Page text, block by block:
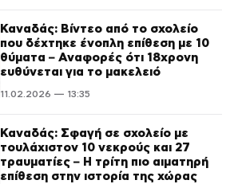
Καναδάς: Βίντεο από το σχολείο
που δέχτηκε ένοπλη επίθεση με 10
θύματα – Αναφορές ότι 18χρονη
ευθύνεται για το μακελειό
11.02.2026 — 13:35
Καναδάς: Σφαγή σε σχολείο με
τουλάχιστον 10 νεκρούς και 27
τραυματίες – Η τρίτη πιο αιματηρή
επίθεση στην ιστορία της χώρας